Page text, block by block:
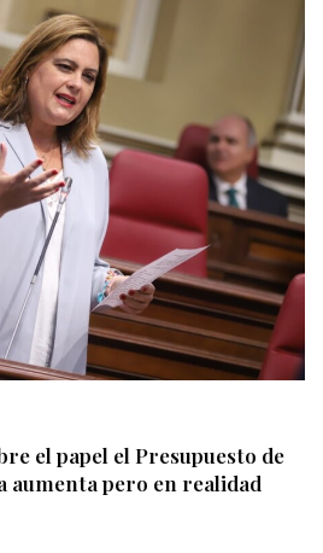
el papel el Presupuesto de
aumenta pero en realidad